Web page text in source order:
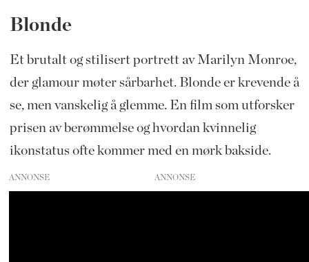
Blonde
Et brutalt og stilisert portrett av Marilyn Monroe,
der glamour møter sårbarhet. Blonde er krevende å
se, men vanskelig å glemme. En film som utforsker
prisen av berømmelse og hvordan kvinnelig
ikonstatus ofte kommer med en mørk bakside.
ANNONSE